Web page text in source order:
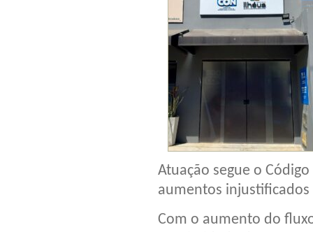
Atuação segue o
aumentos injustificados
Com o aumento do